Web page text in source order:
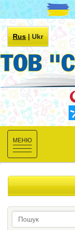
Rus|Ukr
Toggle
navigation